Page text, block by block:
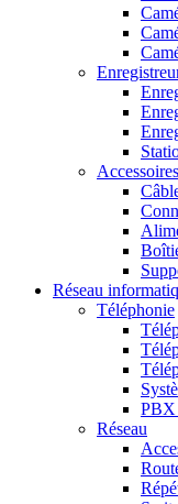
Réseau
Téléphonie
PBX
Réseau